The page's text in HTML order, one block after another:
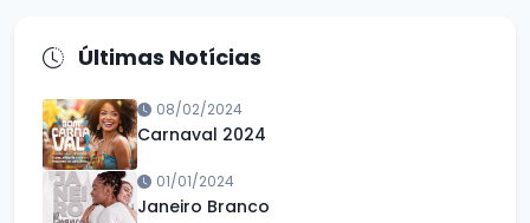
Últimas Notícias
08/02/2024
Carnaval 2024
01/01/2024
Janeiro Branco